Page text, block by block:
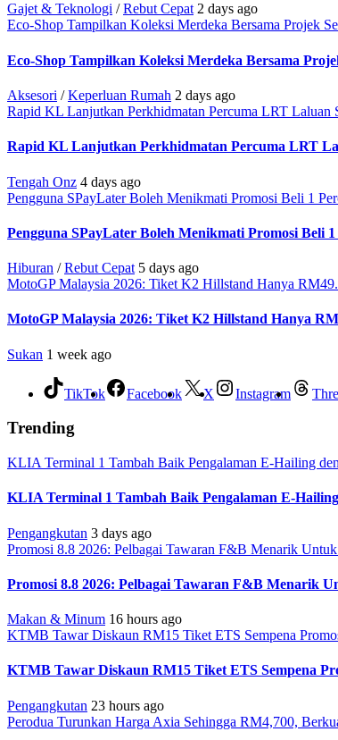
Gajet & Teknologi /Rebut Cepat 2 days ago
Eco-Shop Tampilkan Koleksi Merdeka Bersama Projek
Eco-Shop Tampilkan Koleksi Merdeka Bersama
Aksesori /Keperluan Rumah 2 days ago
Rapid KL Lanjutkan Perkhidmatan Percuma LRT Laluan
Rapid KL Lanjutkan Perkhidmatan Percuma LRT
Tengah Onz 4 days ago
Pengguna SPayLater Boleh Menikmati Promosi Beli 1
Pengguna SPayLater Boleh Menikmati Promosi Beli
Hiburan /Rebut Cepat 5 days ago
MotoGP Malaysia 2026: Tiket K2 Hillstand Hanya
MotoGP Malaysia 2026: Tiket K2 Hillstand Hanya
Sukan 1 week ago
TikTok Facebook X Instagram
Trending
KLIA Terminal 1 Tambah Baik Pengalaman E-Hailing
KLIA Terminal 1 Tambah Baik Pengalaman E-
Pengangkutan 3 days ago
Promosi 8.8 2026: Pelbagai Tawaran F&B Menarik
Promosi 8.8 2026: Pelbagai Tawaran F&B Menarik
Makan & Minum 16 hours ago
KTMB Tawar Diskaun RM15 Tiket ETS Sempena
KTMB Tawar Diskaun RM15 Tiket ETS Sempena
Pengangkutan 23 hours ago
Perodua Turunkan Harga Axia Sehingga RM4,700,